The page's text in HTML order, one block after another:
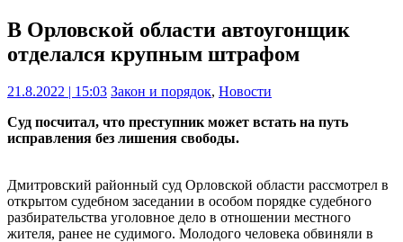
В Орловской области автоугонщик
отделался крупным штрафом
21.8.2022 | 15:03 Закон и порядок, Новости
Суд посчитал, что преступник может встать на путь
исправления без лишения свободы.
Дмитровский районный суд Орловской области рассмотрел в
открытом судебном заседании в особом порядке судебного
разбирательства уголовное дело в отношении местного
жителя, ранее не судимого. Молодого человека обвиняли в